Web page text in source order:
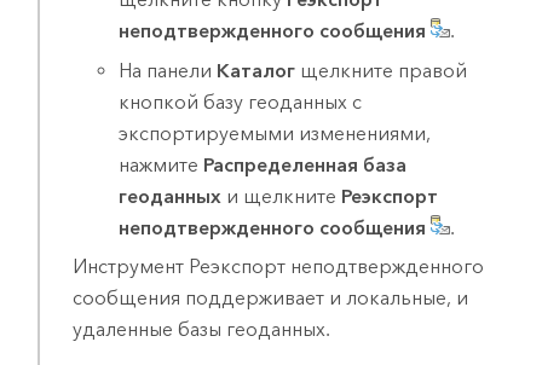
неподтвержденного сообщения
.
На панели Каталог щелкните правой
кнопкой базу геоданных с
экспортируемыми изменениями,
нажмите Распределенная база
геоданных и щелкните Реэкспорт
неподтвержденного сообщения
.
Инструмент Реэкспорт неподтвержденного
сообщения поддерживает и локальные, и
удаленные базы геоданных.